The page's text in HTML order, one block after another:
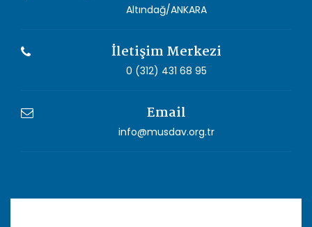
Altındağ/ANKARA
İletişim Merkezi
0 (312) 431 68 95
Email
info@musdav.org.tr